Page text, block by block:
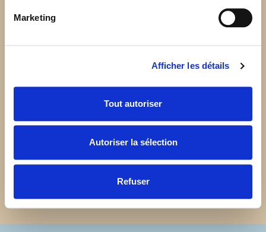
Marketing
Afficher les détails
Tout autoriser
Autoriser la sélection
Refuser
Formulaire de demande